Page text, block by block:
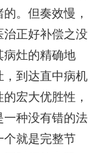
。但奏效慢，
治正好补偿之没
病灶的精确地
，到达直中病机
宏大优胜性，
一种没有错的法
个就是完整节